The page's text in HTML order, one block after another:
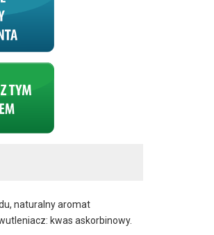
naturalny aromat
kwas askorbinowy.